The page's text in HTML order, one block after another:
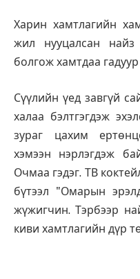
Харин хамтлагийн
жил нууцалсан
болгож хамтдаа гадуур
Сүүлийн үед завгүй
халаа бэлтгэгдэж
зураг цахим
хэмээн нэрлэгдэж
Очмаа гэдэг. ТВ
бүтээл "Омарын
жүжигчин. Тэрбээр
киви хамтлагийн дүр